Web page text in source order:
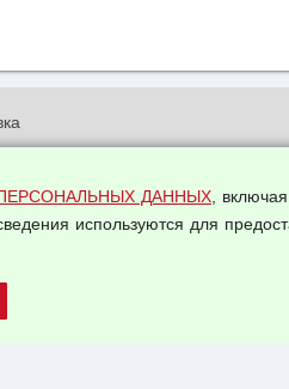
и возвраты
ДАННЫХ,
используются для